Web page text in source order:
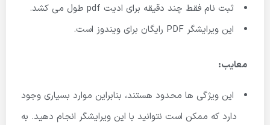
ثبت نام فقط چند دقیقه برای ادیت pdf طول می کشد.
این ویرایشگر PDF رایگان برای ویندوز است.
معایب:
این ویژگی ها محدود هستند، بنابراین موارد بسیاری وجود
دارد که ممکن است نتوانید با این ویرایشگر انجام دهید. به